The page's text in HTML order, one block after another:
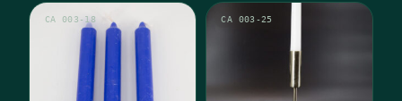
CA 003-18 CA 003-25